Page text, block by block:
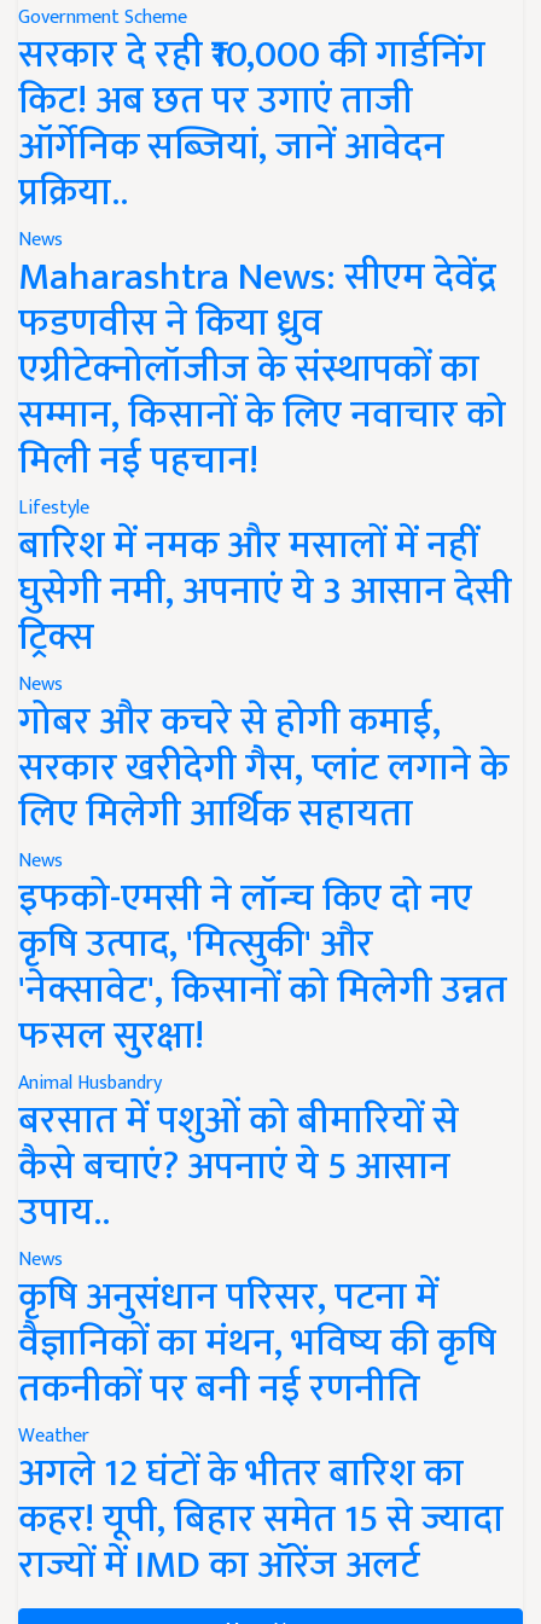
Government Scheme
सरकार दे रही ₹10,000 की गार्डनिंग
किट! अब छत पर उगाएं ताजी
ऑर्गेनिक सब्जियां, जानें आवेदन
प्रक्रिया..
News
Maharashtra News: सीएम देवेंद्र
फडणवीस ने किया ध्रुव
एग्रीटेक्नोलॉजीज के संस्थापकों का
सम्मान, किसानों के लिए नवाचार को
मिली नई पहचान!
Lifestyle
बारिश में नमक और मसालों में नहीं
घुसेगी नमी, अपनाएं ये 3 आसान देसी
ट्रिक्स
News
गोबर और कचरे से होगी कमाई,
सरकार खरीदेगी गैस, प्लांट लगाने के
लिए मिलेगी आर्थिक सहायता
News
इफको-एमसी ने लॉन्च किए दो नए
कृषि उत्पाद, 'मित्सुकी' और
'नेक्सावेट', किसानों को मिलेगी उन्नत
फसल सुरक्षा!
Animal Husbandry
बरसात में पशुओं को बीमारियों से
कैसे बचाएं? अपनाएं ये 5 आसान
उपाय..
News
कृषि अनुसंधान परिसर, पटना में
वैज्ञानिकों का मंथन, भविष्य की कृषि
तकनीकों पर बनी नई रणनीति
Weather
अगले 12 घंटों के भीतर बारिश का
कहर! यूपी, बिहार समेत 15 से ज्यादा
राज्यों में IMD का ऑरेंज अलर्ट